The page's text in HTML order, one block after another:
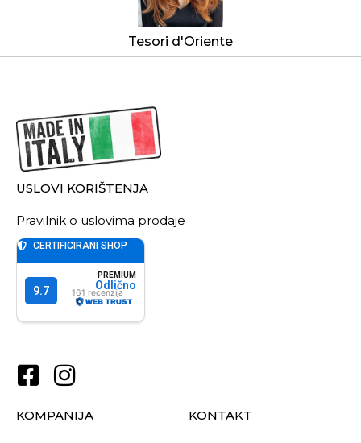
Tesori d'Oriente
USLOVI KORIŠTENJA
Pravilnik o uslovima prodaje
KOMPANIJA KONTAKT